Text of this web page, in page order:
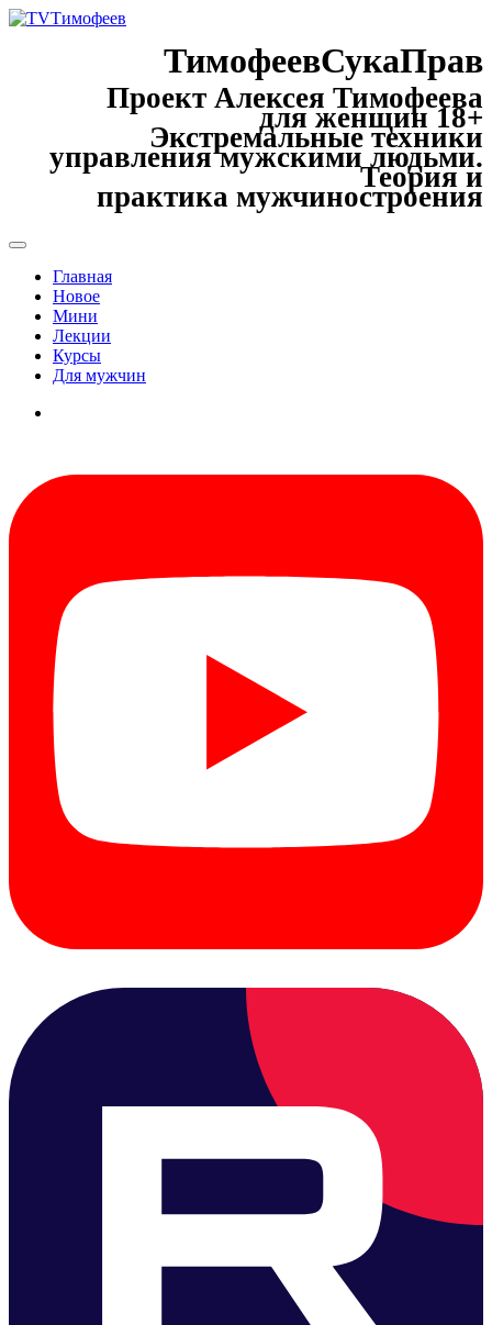
ТимофеевСукаПрав
Проект Алексея Тимофеева
для женщин 18+
Экстремальные техники
управления мужскими людьми.
Теория и
практика мужчиностроения
Главная
Новое
Мини
Лекции
Курсы
Для мужчин